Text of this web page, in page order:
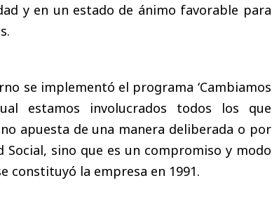
y en un estado de ánimo favorable para
se implementó el programa ‘Cambiamos
estamos involucrados todos los que
apuesta de una manera deliberada o por
Social, sino que es un compromiso y modo
constituyó la empresa en 1991.